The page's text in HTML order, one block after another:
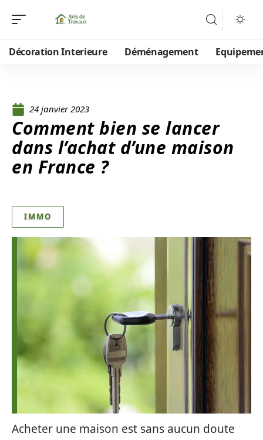
Décoration Interieure Déménagement
24 janvier 2023
Comment bien se lancer
dans l’achat d’une maison
en France ?
IMMO
Acheter une maison est sans aucun doute